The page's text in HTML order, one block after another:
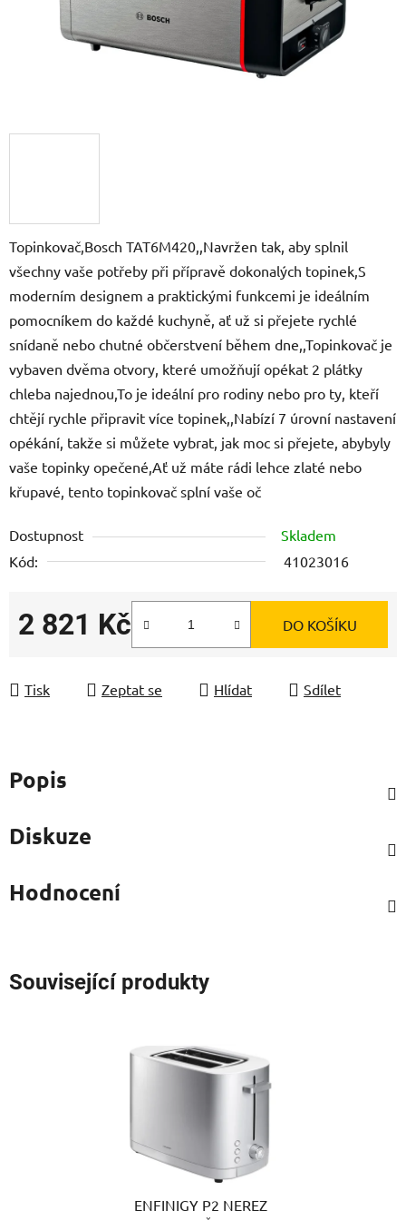
Topinkovač,Bosch TAT6M420,,Navržen tak, aby splnil
všechny vaše potřeby při přípravě dokonalých topinek,S
moderním designem a praktickými funkcemi je ideálním
pomocníkem do každé kuchyně, ať už si přejete rychlé
snídaně nebo chutné občerstvení během dne,,Topinkovač je
vybaven dvěma otvory, které umožňují opékat 2 plátky
chleba najednou,To je ideální pro rodiny nebo pro ty, kteří
chtějí rychle připravit více topinek,,Nabízí 7 úrovní nastavení
opékání, takže si můžete vybrat, jak moc si přejete, abybyly
vaše topinky opečené,Ať už máte rádi lehce zlaté nebo
křupavé, tento topinkovač splní vaše oč
Dostupnost
Skladem
Kód:
41023016
2 821 Kč DO KOŠÍKU
Tisk Zeptat se Hlídat Sdílet
Popis
Diskuze
Hodnocení
Související produkty
ENFINIGY P2 NEREZ